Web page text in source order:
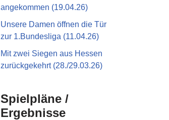
angekommen (19.04.26)
Unsere Damen öffnen die Tür
zur 1.Bundesliga (11.04.26)
Mit zwei Siegen aus Hessen
zurückgekehrt (28./29.03.26)
Spielpläne /
Ergebnisse